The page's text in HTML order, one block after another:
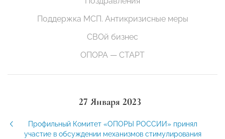
Поддержка МСП. Антикризисные меры
СВОй бизнес
ОПОРА — СТАРТ
27 Января 2023
Профильный Комитет «ОПОРЫ РОССИИ» принял
участие в обсуждении механизмов стимулирования